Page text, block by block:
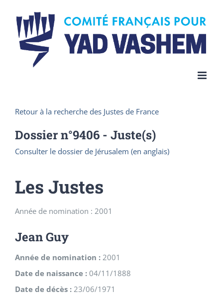
content
Retour à la recherche des Justes de France
Dossier n°9406 - Juste(s)
Consulter le dossier de Jérusalem (en anglais)
Les Justes
Année de nomination : 2001
Jean Guy
Année de nomination : 2001
Date de naissance : 04/11/1888
Date de décès : 23/06/1971